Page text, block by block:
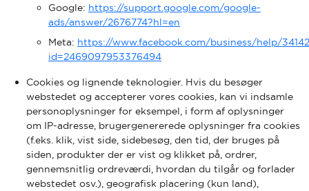
Google: https://support.google.com/google-
ads/answer/2676774?hl=en
Meta: https://www.facebook.com/business/help/
id=2469097953376494
Cookies og lignende teknologier. Hvis du besøger
webstedet og accepterer vores cookies, kan vi indsamle
personoplysninger for eksempel, i form af oplysninger
om IP-adresse, brugergenererede oplysninger fra cookies
(f.eks. klik, vist side, sidebesøg, den tid, der bruges på
siden, produkter der er vist og klikket på, ordrer,
gennemsnitlig ordreværdi, hvordan du tilgår og forlader
webstedet osv.), geografisk placering (kun land),